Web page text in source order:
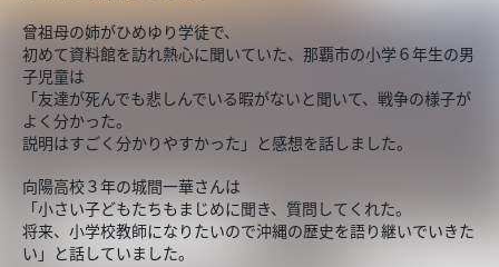
曾祖母の姉がひめゆり学徒で、
初めて資料館を訪れ熱心に聞いていた、那覇市の小学６年生の男
子児童は
「友達が死んでも悲しんでいる暇がないと聞いて、戦争の様子が
よく分かった。
説明はすごく分かりやすかった」と感想を話しました。
向陽高校３年の城間一華さんは
「小さい子どもたちもまじめに聞き、質問してくれた。
将来、小学校教師になりたいので沖縄の歴史を語り継いでいきた
い」と話していました。